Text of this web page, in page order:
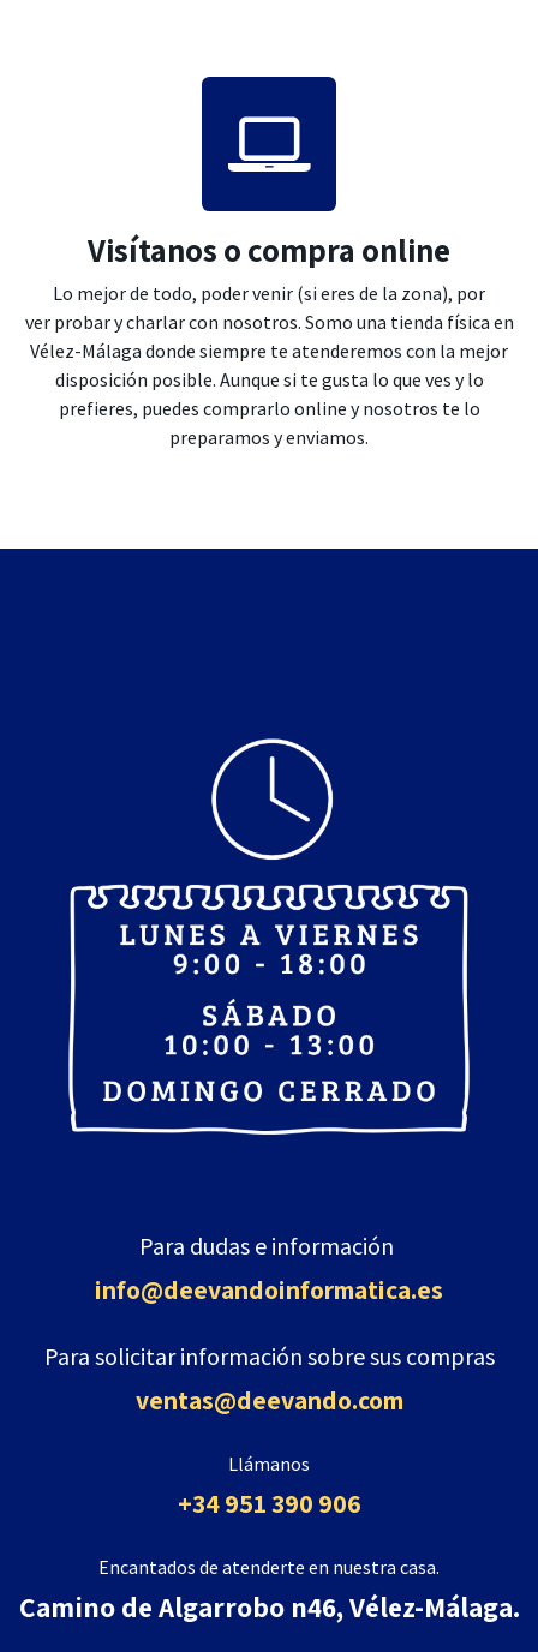
Visítanos o compra online
Lo mejor de todo, poder venir (si eres de la zona), por
ver probar y charlar con nosotros. Somo una tienda física en
Vélez-Málaga donde siempre te atenderemos con la mejor
disposición posible. Aunque si te gusta lo que ves y lo
prefieres, puedes comprarlo online y nosotros te lo
preparamos y enviamos.
Para dudas e información
info@deevandoinformatica.es
Para solicitar información sobre sus compras
ventas@deevando.com
Llámanos
+34 951 390 906
Encantados de atenderte en nuestra casa.
Camino de Algarrobo n46, Vélez-Málaga.